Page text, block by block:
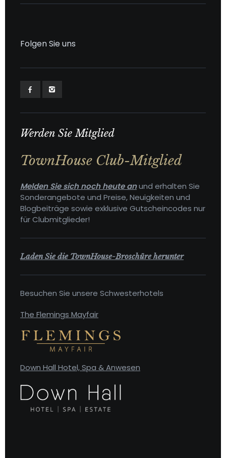
Folgen Sie uns
Werden Sie Mitglied
TownHouse Club-Mitglied
Melden Sie sich noch heute anund erhalten Sie
Sonderangebote und Preise, Neuigkeiten und
Blogbeiträge sowie exklusive Gutscheincodes nur
für Clubmitglieder!
Laden Sie die TownHouse-Broschüre herunter
Besuchen Sie unsere Schwesterhotels
The Flemings Mayfair
Down Hall Hotel, Spa & Anwesen